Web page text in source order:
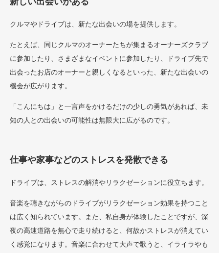
クルマやドライブは、新たな出会いの場を提供します。
たとえば、同じクルマのオーナーたちが集まるオーナーズクラブ
に参加したり、さまざまなイベントに参加したり、ドライブ先で
出会ったお店のオーナーと親しくなるといった、新たな出会いの
機会が広がります。
「こんにちは」と一言声をかけるだけの少しの勇気があれば、未
知の人との出会いの可能性は無限大に広がるのです。
仕事や家事などのストレスを発散できる
ドライブは、ストレスの解消やリラクゼーションに役立ちます。
音楽を聴きながらのドライブがリラクゼーション効果を持つこと
は広く知られています。また、私自身が体験したことですが、深
夜の高速道路を無心で走り続けると、何故かストレスが消えてい
く感覚になります。音楽に合わせて大声で歌うと、イライラやも